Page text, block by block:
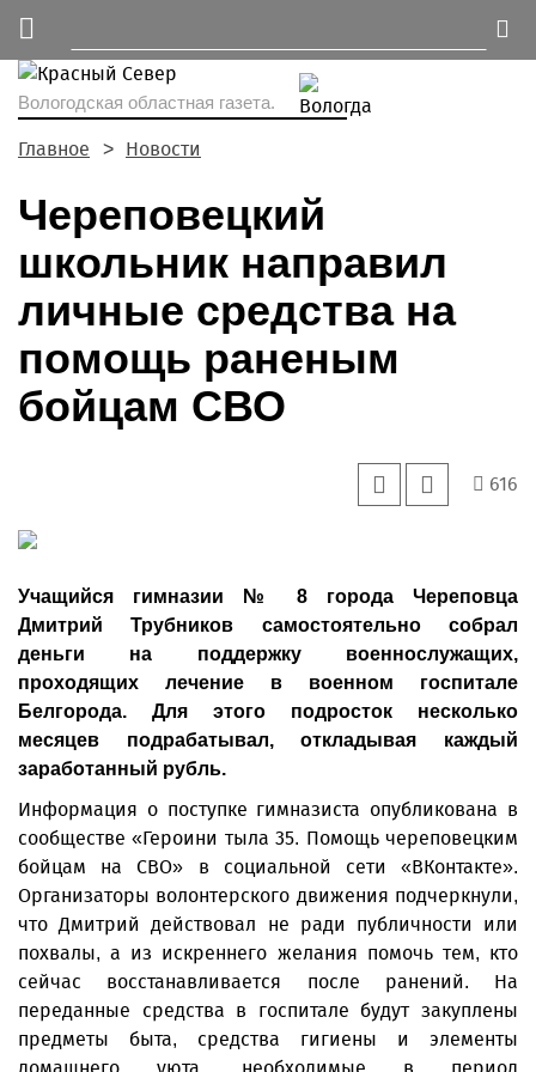
Вологодская областная газета.
Главное Новости
Череповецкий
школьник направил
личные средства на
помощь раненым
бойцам СВО
616
Учащийся гимназии № 8 города Череповца
Дмитрий Трубников самостоятельно собрал
деньги на поддержку военнослужащих,
проходящих лечение в военном госпитале
Белгорода. Для этого подросток несколько
месяцев подрабатывал, откладывая каждый
заработанный рубль.
Информация о поступке гимназиста опубликована в
сообществе «Героини тыла 35. Помощь череповецким
бойцам на СВО» в социальной сети «ВКонтакте».
Организаторы волонтерского движения подчеркнули,
что Дмитрий действовал не ради публичности или
похвалы, а из искреннего желания помочь тем, кто
сейчас восстанавливается после ранений. На
переданные средства в госпитале будут закуплены
предметы быта, средства гигиены и элементы